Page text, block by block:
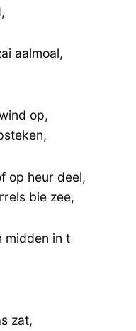
aalmoal,
op,
op heur deel,
bie zee,
midden in t
zat,